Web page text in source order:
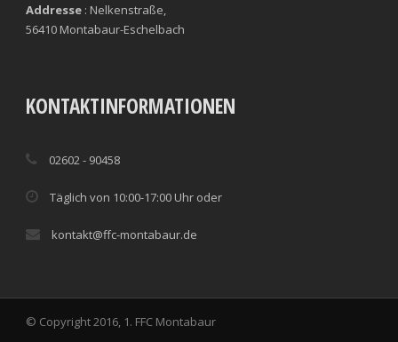
Addresse : Nelkenstraße,
56410 Montabaur-Eschelbach
KONTAKTINFORMATIONEN
02602 - 90458
Täglich von 10:00-17:00 Uhr oder
kontakt@ffc-montabaur.de
© Copyright 2016, 1. FFC Montabaur